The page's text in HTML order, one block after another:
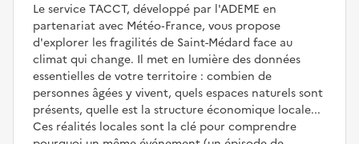
Le service TACCT, développé par l'ADEME en
partenariat avec Météo‑France, vous propose
d'explorer les fragilités de Saint-Médard face au
climat qui change. Il met en lumière des données
essentielles de votre territoire : combien de
personnes âgées y vivent, quels espaces naturels sont
présents, quelle est la structure économique locale...
Ces réalités locales sont la clé pour comprendre